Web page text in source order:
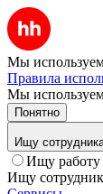
Мы используем
Правила
Мы
Понятно
Ищу
Ищу работу
Ищу